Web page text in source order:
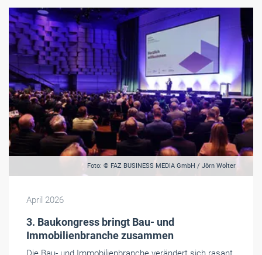
Foto: © FAZ BUSINESS MEDIA GmbH / Jörn Wolter
April 2026
3. Baukongress bringt Bau- und
Immobilienbranche zusammen